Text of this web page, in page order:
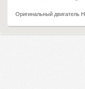
Оригинальный двигатель